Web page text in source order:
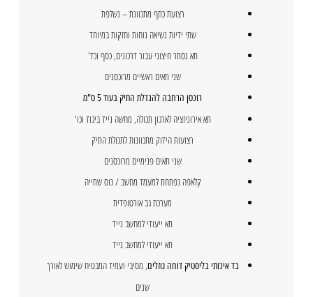
רצועת כתף מתכוונת – נשלפת
שתי ידיות נשיאה נוחות וחזקות במיוחד
תא נסתר חיצוני עבור דרכונים, כסף וכד'
שני תאים ראשיים מרוכסנים
רוכסן הרחבה להגדלת התיק בעוד 5 ס"מ
תא אירוניזציה לארגון תכולה, מחשה נייד ביגוד וכו'
רצועות הידוק מתכוונות לתכולת התיק
שני תאים פנימיים מרוכסנים
קלאפה נפתחת למעמד מחשב / כוס שתייה
מערכת גב אורטופדית
תא ייעודי למחשב נייד
תא ייעודי למחשב נייד
בד איכותי בליסטיק דוחה נוזלים, מסיבי ועמיד המבטיח שימוש לאורך
שנים